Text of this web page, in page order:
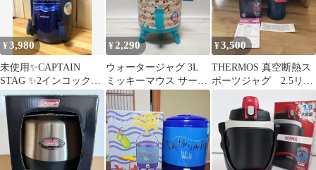
¥3,980
未使用✨CAPTAIN
STAG ✨2インコックウ
ォータージャグ 10L
¥2,290
ウォータージャグ 3L
ミッキーマウス サーフ
保冷 保温 ジャグ コッ
プ付き
¥3,500
THERMOS 真空断熱ス
ポーツジャグ 2.5リッ
トル ネイビー